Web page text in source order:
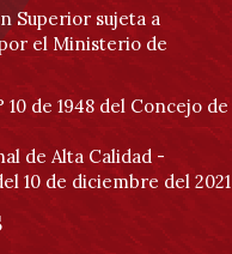
Superior sujeta a
el Ministerio de
de 1948 del Concejo de
de Alta Calidad -
10 de diciembre del 2021